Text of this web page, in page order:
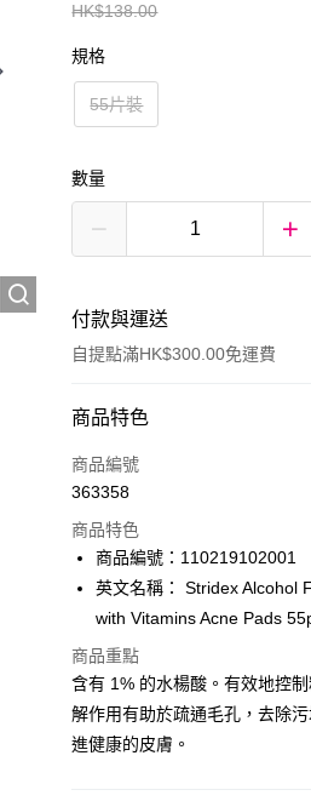
HK$138.00
規格
55片裝
數量
付款與運送
自提點滿HK$300.00免運費
付款方式
信用卡
AlipayHK
PayMe
BoC Pay
商品特色
商品編號
363358
商品特色
商品編號：110219102001
英文名稱： Stridex Alcohol
with Vitamins Acne Pads
商品重點
含有 1% 的水楊酸。有效地控
解作用有助於疏通毛孔，去除
進健康的皮膚。